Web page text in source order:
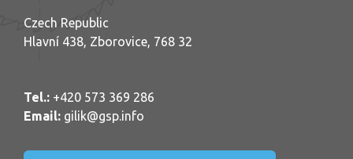
Czech Republic
Hlavní 438, Zborovice, 768 32
Tel.: +420 573 369 286
Email: gilik@gsp.info